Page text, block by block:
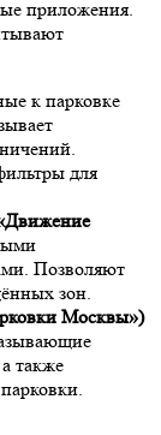
приложения.
к парковке
для
Позволяют
зон.
Москвы»)
также